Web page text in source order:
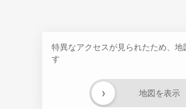
特異なアクセスが見られたため、地
す
地図を表示
›